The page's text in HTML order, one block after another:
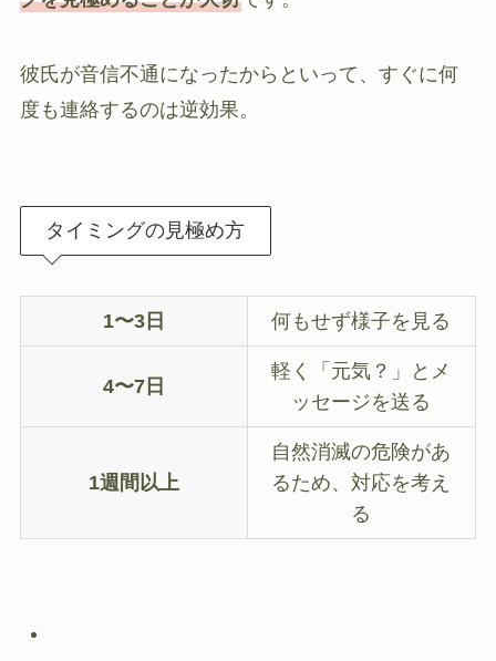
彼氏が音信不通になったからといって、すぐに何
度も連絡するのは逆効果。
タイミングの見極め方
1〜3日 何もせず様子を見る
4〜7日
軽く「元気？」とメ
ッセージを送る
1週間以上
自然消滅の危険があ
るため、対応を考え
る